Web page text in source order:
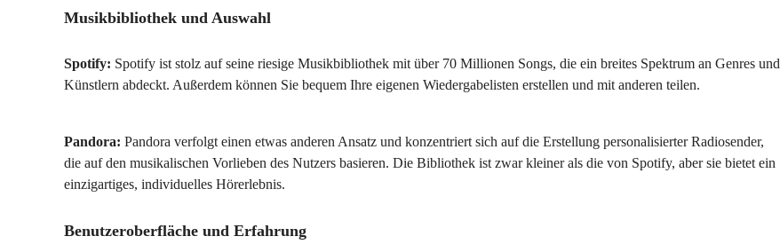
Musikbibliothek und Auswahl
Spotify: Spotify ist stolz auf seine riesige Musikbibliothek mit über 70 Millionen Songs, die ein breites Spektrum an Genres und
Künstlern abdeckt. Außerdem können Sie bequem Ihre eigenen Wiedergabelisten erstellen und mit anderen teilen.
Pandora: Pandora verfolgt einen etwas anderen Ansatz und konzentriert sich auf die Erstellung personalisierter Radiosender,
die auf den musikalischen Vorlieben des Nutzers basieren. Die Bibliothek ist zwar kleiner als die von Spotify, aber sie bietet ein
einzigartiges, individuelles Hörerlebnis.
Benutzeroberfläche und Erfahrung